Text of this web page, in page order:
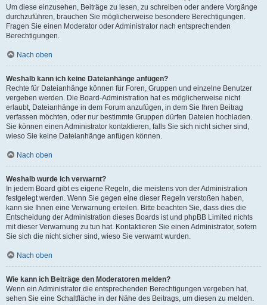
Um diese einzusehen, Beiträge zu lesen, zu schreiben oder andere Vorgänge
durchzuführen, brauchen Sie möglicherweise besondere Berechtigungen.
Fragen Sie einen Moderator oder Administrator nach entsprechenden
Berechtigungen.
Nach oben
Weshalb kann ich keine Dateianhänge anfügen?
Rechte für Dateianhänge können für Foren, Gruppen und einzelne Benutzer
vergeben werden. Die Board-Administration hat es möglicherweise nicht
erlaubt, Dateianhänge in dem Forum anzufügen, in dem Sie Ihren Beitrag
verfassen möchten, oder nur bestimmte Gruppen dürfen Dateien hochladen.
Sie können einen Administrator kontaktieren, falls Sie sich nicht sicher sind,
wieso Sie keine Dateianhänge anfügen können.
Nach oben
Weshalb wurde ich verwarnt?
In jedem Board gibt es eigene Regeln, die meistens von der Administration
festgelegt werden. Wenn Sie gegen eine dieser Regeln verstoßen haben,
kann sie Ihnen eine Verwarnung erteilen. Bitte beachten Sie, dass dies die
Entscheidung der Administration dieses Boards ist und phpBB Limited nichts
mit dieser Verwarnung zu tun hat. Kontaktieren Sie einen Administrator, sofern
Sie sich die nicht sicher sind, wieso Sie verwarnt wurden.
Nach oben
Wie kann ich Beiträge den Moderatoren melden?
Wenn ein Administrator die entsprechenden Berechtigungen vergeben hat,
sehen Sie eine Schaltfläche in der Nähe des Beitrags, um diesen zu melden.